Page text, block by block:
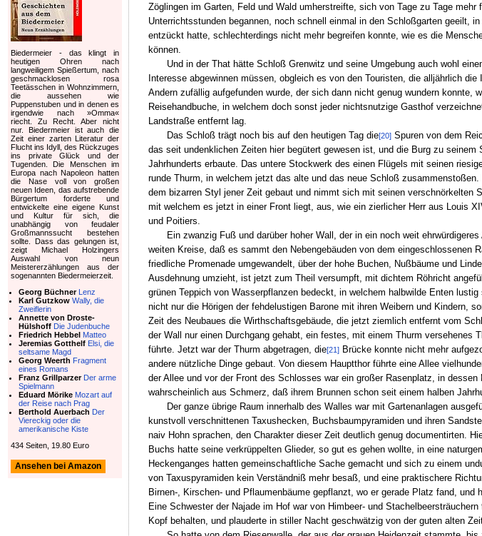
Zöglingen im Garten, Feld und Wald umherstreifte, sich von Tage zu Tage
Unterrichtsstunden begannen, noch schnell einmal in den Schloßgarten geeilt,
entzückt hatte, schlechterdings nicht mehr begreifen konnte, wie es die
können.
Und in der That hätte Schloß Grenwitz und seine Umgebung auch wohl
Interesse abgewinnen müssen, obgleich es von den Touristen, die alljährlich
Andern zufällig aufgefunden wurde, der sich dann nicht genug wundern
Reisehandbuche, in welchem doch sonst jeder nichtsnutzige Gasthof
Landstraße entfernt lag.
Das Schloß trägt noch bis auf den heutigen Tag die[20] Spuren von dem
das seit undenklichen Zeiten hier begütert gewesen ist, und die Burg zu
Jahrhunderts erbaute. Das untere Stockwerk des einen Flügels mit seinen
runde Thurm, in welchem jetzt das alte und das neue Schloß
dem bizarren Styl jener Zeit gebaut und nimmt sich mit seinen verschnörkelten
mit welchem es jetzt in einer Front liegt, aus, wie ein zierlicher Herr aus Louis
und Poitiers.
Ein zwanzig Fuß und darüber hoher Wall, der in ein noch weit
weiten Kreise, daß es sammt den Nebengebäuden von dem
friedliche Promenade umgewandelt, über der hohe Buchen, Nußbäume und
Ausdehnung umzieht, ist jetzt zum Theil versumpft, mit dichtem Röhricht
grünen Teppich von Wasserpflanzen bedeckt, in welchem halbwilde Enten
nicht nur die Hörigen der fehdelustigen Barone mit ihren Weibern und Kindern,
Zeit des Neubaues die Wirthschaftsgebäude, die jetzt ziemlich entfernt vom
der Wall nur einen Durchgang gehabt, ein festes, mit einem Thurm versehenes
führte. Jetzt war der Thurm abgetragen, die[21]Brücke konnte nicht mehr
andere nützliche Dinge gebaut. Von diesem Hauptthor führte eine Allee
der Allee und vor der Front des Schlosses war ein großer Rasenplatz, in
wahrscheinlich aus Schmerz, daß ihrem Brunnen schon seit einem halben
Der ganze übrige Raum innerhalb des Walles war mit Gartenanlagen
kunstvoll verschnittenen Taxushecken, Buchsbaumpyramiden und ihren
naiv Hohn sprachen, den Charakter dieser Zeit deutlich genug documentirten.
Buchs hatte seine verkrüppelten Glieder, so gut es gehen wollte, in eine
Heckenganges hatten gemeinschaftliche Sache gemacht und sich zu einem
von Taxuspyramiden kein Verständniß mehr besaß, und eine praktischere
Birnen-, Kirschen- und Pflaumenbäume gepflanzt, wo er gerade Platz fand,
Eine Schwester der Najade im Hof war von Himbeer- und
Kopf behalten, und plauderte in stiller Nacht geschwätzig von der guten alten
Biedermeier - das klingt in
heutigen Ohren nach
langweiligem Spießertum, nach
geschmacklosen rosa
Teetässchen in Wohnzimmern,
die aussehen wie
Puppenstuben und in denen es
irgendwie nach »Omma«
riecht. Zu Recht. Aber nicht
nur. Biedermeier ist auch die
Zeit einer zarten Literatur der
Flucht ins Idyll, des Rückzuges
ins private Glück und der
Tugenden. Die Menschen im
Europa nach Napoleon hatten
die Nase voll von großen
neuen Ideen, das aufstrebende
Bürgertum forderte und
entwickelte eine eigene Kunst
und Kultur für sich, die
unabhängig von feudaler
Großmannssucht bestehen
sollte. Dass das gelungen ist,
zeigt Michael Holzingers
Auswahl von neun
Meistererzählungen aus der
sogenannten Biedermeierzeit.
Georg Büchner Lenz
Karl Gutzkow Wally, die
Zweiflerin
Annette von Droste-
Hülshoff Die Judenbuche
Friedrich Hebbel Matteo
Jeremias Gotthelf Elsi, die
seltsame Magd
Georg Weerth Fragment
eines Romans
Franz Grillparzer Der arme
Spielmann
Eduard Mörike Mozart auf
der Reise nach Prag
Berthold Auerbach Der
Viereckig oder die
amerikanische Kiste
434 Seiten, 19.80 Euro
Ansehen bei Amazon